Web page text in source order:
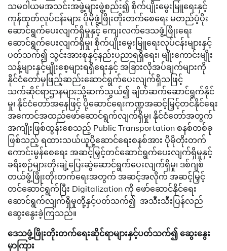
သမဝါယမအသင်းအဖွဲ့များဖွဲ့စည်း၍ စိုက်ပျိုးမွေးမြူရေးနှင့်
ကုန်ထုတ်လုပ်ငန်းများ ပိုမိုဖွံ့ဖြိုးတိုးတက်စေရေး မတည်ပံ့ပိုး
ဆောင်ရွက်ပေးလျက်ရှိမှုနှင့် ကျေးလက်ဒေသဖွံ့ဖြိုးရေး
ဆောင်ရွက်ပေးလျက်ရှိမှု၊ စိုက်ပျိုးမွေးမြူရေးလုပ်ငန်းများနှင့်
ပတ်သက်၍ သွင်းအားစုနှင့်နည်းပညာရရှိရေး၊ မျိုးကောင်းမျိုး
သန့်များနှင့်မျိုးစေ့များရရှိရေးနှင့် အခြားလိုအပ်ချက်များကို
နိုင်ငံတော်မှဖြည့်ဆည်းဆောင်ရွက်ပေးလျက်ရှိသဖြင့်
သက်ဆိုင်ရာဌာနများသို့ဆက်သွယ်၍ ချိတ်ဆက်ဆောင်ရွက်နိုင်
မှု၊ နိုင်ငံတော်အနေဖြင့် ပို့ဆောင်ရေးကဏ္ဍအဆင့်မြှင့်တင်နိုင်ရေး
အကောင်အထည်ဖော်ဆောင်ရွက်လျက်ရှိမှု၊ နိုင်ငံတော်အတွက်
အကျိုးဖြစ်ထွန်းစေသည့် Public Transportation စနစ်တစ်ခု
ဖြစ်သည့် ရထားသယ်ယူပို့ဆောင်ရေးစနစ်အား ပိုမိုတိုးတက်
ကောင်းမွန်စေရေး အဆင့်မြှင့်တင်ဆောင်ရွက်ပေးလျက်ရှိမှုနှင့်
ခရီးစဉ်များတိုးချဲ့ပြေးဆွဲဆောင်ရွက်ပေးလျက်ရှိမှု၊ ဒစ်ဂျစ်
တယ်ဖွံ့ဖြိုးတိုးတက်ရေးအတွက် အဆင့်အလိုက် အဆင့်မြှင့်
တင်ဆောင်ရွက်ပြီး Digitalization ကို ဖော်ဆောင်နိုင်ရေး
ဆောင်ရွက်လျက်ရှိမှုတို့နှင့်ပတ်သက်၍ အသီးသီးပြန်လည်
ဆွေးနွေးခဲ့ကြသည်။
ဒေသဖွံ့ဖြိုးတိုးတက်ရေးဆိုင်ရာများနှင့်ပတ်သက်၍ ဆွေးနွေး
မှာကြား